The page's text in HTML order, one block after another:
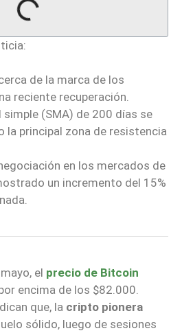
de la marca de los
reciente recuperación.
simple (SMA) de 200 días se
la principal zona de resistencia
en los mercados de
un incremento del 15%
el precio de Bitcoin
encima de los $82.000.
que, la cripto pionera
sólido, luego de sesiones